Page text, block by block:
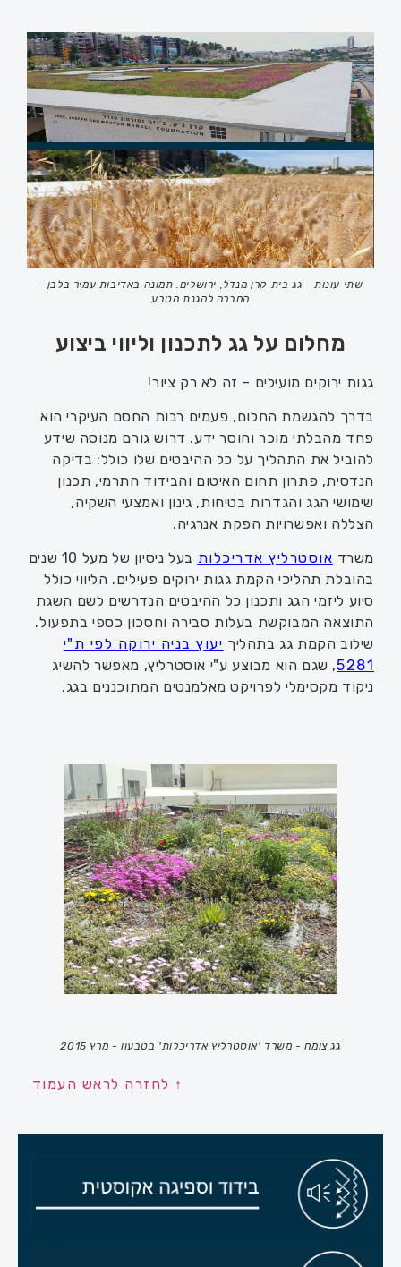
שתי עונות - גג בית קרן מנדל, ירושלים. תמונה באדיבות עמיר בלבן -
החברה להגנת הטבע
מחלום על גג לתכנון וליווי ביצוע
גגות ירוקים מועילים – זה לא רק ציור!
בדרך להגשמת החלום, פעמים רבות החסם העיקרי הוא
פחד מהבלתי מוכר וחוסר ידע. דרוש גורם מנוסה שידע
להוביל את התהליך על כל ההיבטים שלו כולל: בדיקה
הנדסית, פתרון תחום האיטום והבידוד התרמי, תכנון
שימושי הגג והגדרות בטיחות, גינון ואמצעי השקיה,
הצללה ואפשרויות הפקת אנרגיה.
משרד אוסטרליץ אדריכלות
בעל ניסיון של מעל 10 שנים
בהובלת תהליכי הקמת גגות ירוקים פעילים. הליווי כולל
סיוע ליזמי הגג ותכנון כל ההיבטים הנדרשים לשם השגת
התוצאה המבוקשת בעלות סבירה וחסכון כספי בתפעול.
שילוב הקמת גג בתהליך יעוץ בניה ירוקה לפי ת"י
5281, שגם הוא מבוצע ע"י אוסטרליץ, מאפשר להשיג
ניקוד מקסימלי לפרויקט מאלמנטים המתוכננים בגג.
גג צומח - משרד 'אוסטרליץ אדריכלות' בטבעון - מרץ 2015
↑ לחזרה לראש העמוד